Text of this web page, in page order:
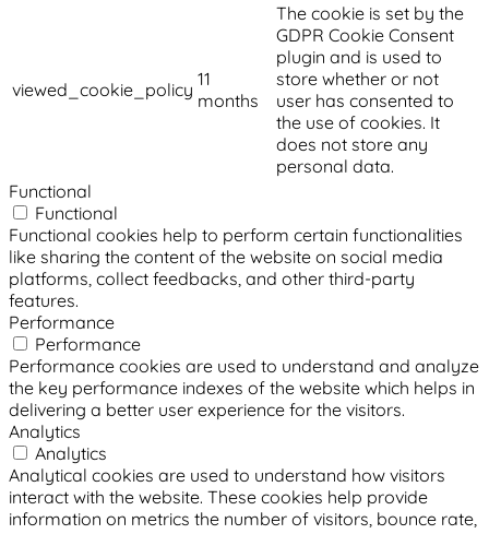
viewed_cookie_policy 11
months
The cookie is set by the
GDPR Cookie Consent
plugin and is used to
store whether or not
user has consented to
the use of cookies. It
does not store any
personal data.
Functional
Functional
Functional cookies help to perform certain functionalities
like sharing the content of the website on social media
platforms, collect feedbacks, and other third-party
features.
Performance
Performance
Performance cookies are used to understand and analyze
the key performance indexes of the website which helps in
delivering a better user experience for the visitors.
Analytics
Analytics
Analytical cookies are used to understand how visitors
interact with the website. These cookies help provide
information on metrics the number of visitors, bounce rate,